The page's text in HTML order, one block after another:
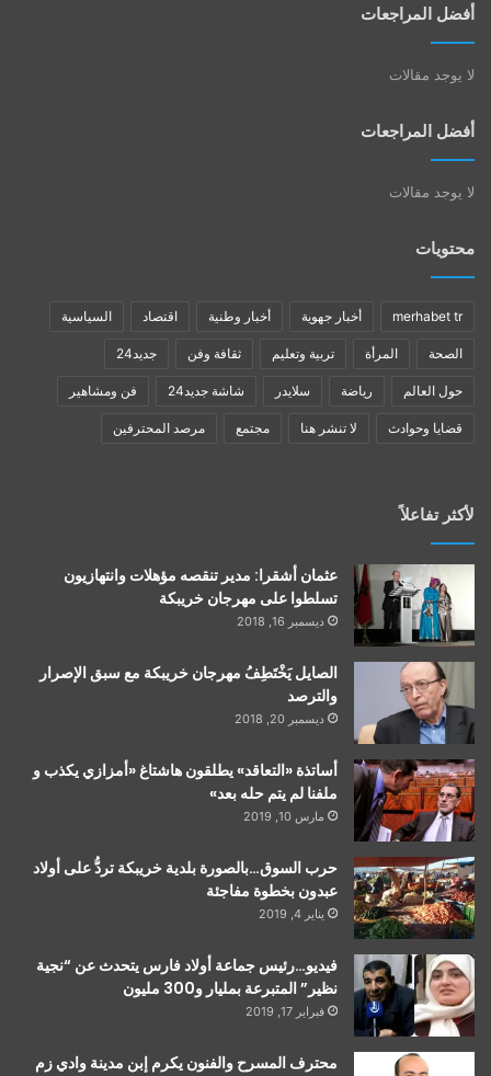
أفضل المراجعات
لا يوجد مقالات
أفضل المراجعات
لا يوجد مقالات
محتويات
merhabet tr أخبار جهوية أخبار وطنية اقتصاد السياسية
الصحة المرأة تربية وتعليم ثقافة وفن جديد24
حول العالم رياضة سلايدر شاشة جديد24 فن ومشاهير
قضايا وحوادث لا تنشر هنا مجتمع مرصد المحترفين
لأكثر تفاعلاً
عثمان أشقرا: مدير تنقصه مؤهلات وانتهازيون
تسلطوا على مهرجان خريبكة
ديسمبر 16, 2018
الصايل يَخْتَطِفُ مهرجان خريبكة مع سبق الإصرار
والترصد
ديسمبر 20, 2018
أساتذة «التعاقد» يطلقون هاشتاغ «أمزازي يكذب و
ملفنا لم يتم حله بعد»
مارس 10, 2019
حرب السوق…بالصورة بلدية خريبكة تردُّ على أولاد
عبدون بخطوة مفاجئة
يناير 4, 2019
فيديو…رئيس جماعة أولاد فارس يتحدث عن “نجية
نظير” المتبرعة بمليار و300 مليون
فبراير 17, 2019
محترف المسرح والفنون يكرم إبن مدينة وادي زم